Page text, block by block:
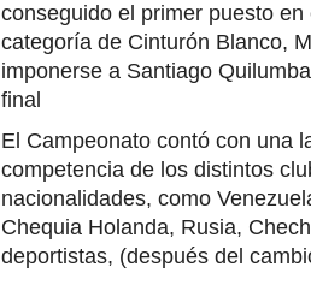
conseguido el primer puesto
categoría de Cinturón Blanco,
imponerse a Santiago
final
El Campeonato contó con una
competencia de los distintos
nacionalidades, como
Chequia Holanda, Rusia,
deportistas, (después del